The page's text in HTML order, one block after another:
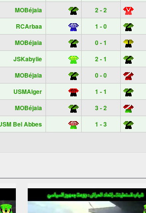
MOBéjaia 2 - 2
RCArbaa 1 - 0
MOBéjaia 0 - 1
JSKabylie 2 - 1
MOBéjaia 0 - 0
USMAlger 1 - 1
MOBéjaia 3 - 2
Bel Abbes 1 - 3